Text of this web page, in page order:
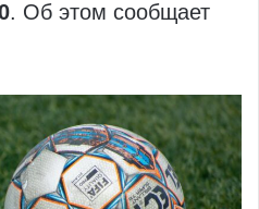
. Об этом сообщает